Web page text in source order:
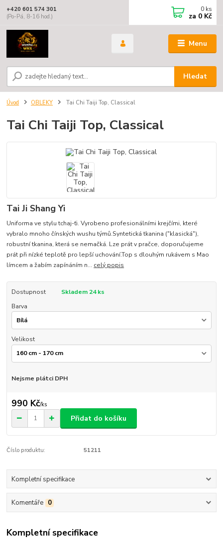
Menu
Hledat
+420 601 574 301
(Po-Pá, 8-16 hod.)
0 ks
za 0 Kč
Úvod OBLEKY Tai Chi Taiji Top, Classical
Tai Chi Taiji Top, Classical
Tai Ji Shang Yi
Uniforma ve stylu tchaj-ťi. Vyrobeno profesionálními krejčími, které
vybralo mnoho čínských wushu týmů.Syntetická tkanina ("klasická"),
robustní tkanina, která se nemačká. Lze prát v pračce, doporučujeme
prát při nízké teplotě pro lepší uchování.Top s dlouhým rukávem s Mao
límcem a žabím zapínáním n... celý popis
Dostupnost
Skladem 24 ks
Barva
Velikost
Nejsme plátci DPH
990 Kč/ks
Přidat do košíku
Číslo produktu: 51211
Kompletní specifikace
Komentáře 0
Kompletní specifikace